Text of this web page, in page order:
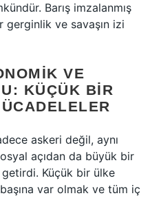
Barış imzalanmış
gerginlik ve savaşın izi
VE
KÜÇÜK BIR
askeri değil, aynı
açıdan da büyük bir
Küçük bir ülke
var olmak ve tüm iç